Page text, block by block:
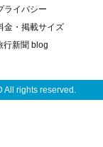
ライバシー
金・掲載サイズ
行新聞 blog
All rights reserved.